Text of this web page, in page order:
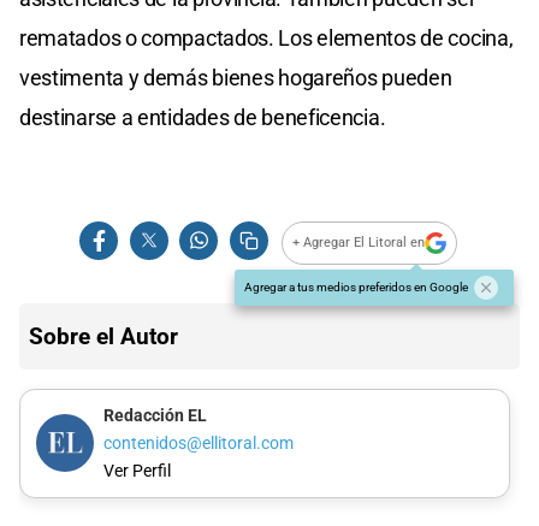
rematados o compactados. Los elementos de cocina,
vestimenta y demás bienes hogareños pueden
destinarse a entidades de beneficencia.
+ Agregar El Litoral en
Agregar a tus medios preferidos en Google
Sobre el Autor
Redacción EL
contenidos@ellitoral.com
Ver Perfil